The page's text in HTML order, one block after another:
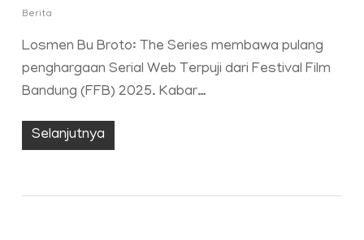
Berita
Losmen Bu Broto: The Series membawa pulang
penghargaan Serial Web Terpuji dari Festival Film
Bandung (FFB) 2025. Kabar…
Selanjutnya